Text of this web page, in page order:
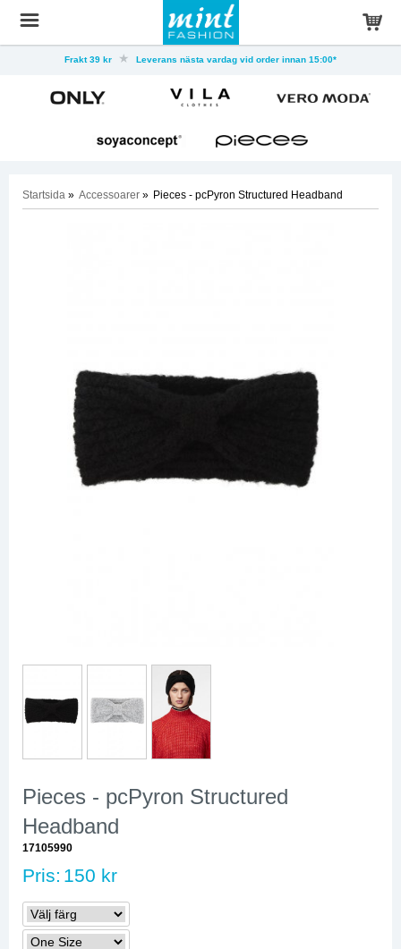
Frakt 39 kr Leverans nästa vardag vid order innan 15:00*
Startsida » Accessoarer » Pieces - pcPyron Structured Headband
Pieces - pcPyron Structured
Headband
17105990
Pris: 150 kr